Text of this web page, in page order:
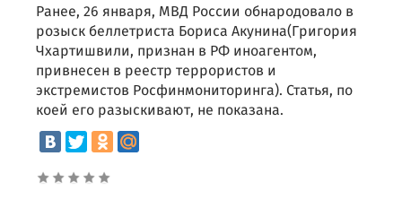
Ранее, 26 января, МВД России обнародовало в
розыск беллетриста Бориса Акунина(Григория
Чхартишвили, признан в РФ иноагентом,
привнесен в реестр террористов и
экстремистов Росфинмониторинга). Статья, по
коей его разыскивают, не показана.